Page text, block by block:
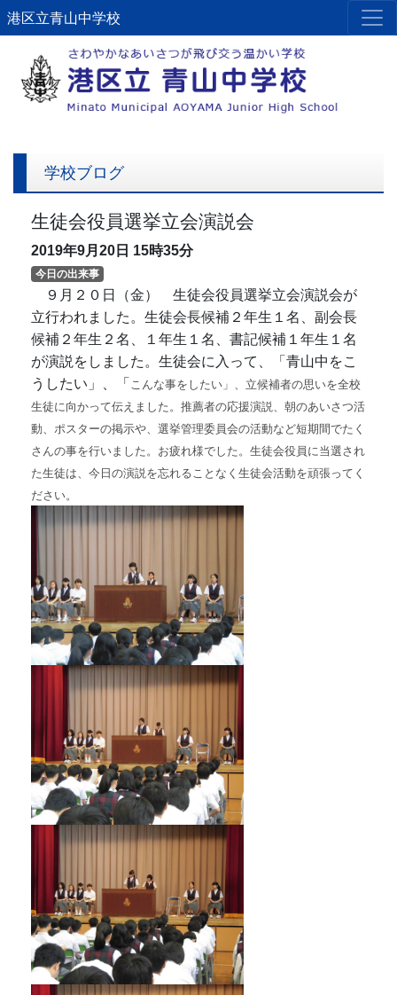
港区立青山中学校
学校ブログ
生徒会役員選挙立会演説会
2019年9月20日 15時35分
今日の出来事
９月２０日（金） 生徒会役員選挙立会演説会が
立行われました。生徒会長候補２年生１名、副会長
候補２年生２名、１年生１名、書記候補１年生１名
が演説をしました。生徒会に入って、「青山中をこ
うしたい」、「 こんな事をしたい」、立候補者の思いを全校
生徒に向かって伝えました。推薦者の応援演説、朝のあいさつ活
動、ポスターの掲示や、選挙管理委員会の活動など短期間でたく
さんの事を行いました。お疲れ様でした。生徒会役員に当選され
た生徒は、今日の演説を忘れることなく生徒会活動を頑張ってく
ださい。